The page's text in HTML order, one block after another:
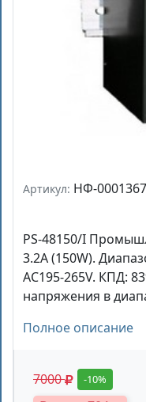
Артикул: НФ-
PS-48150/I
3.2A (150W).
AC195-265V. КПД:
напряжения в
Полное описание
7000 -10%